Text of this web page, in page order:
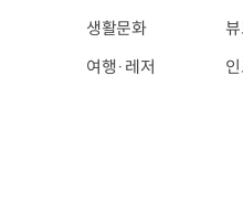
생활문화
여행·레저